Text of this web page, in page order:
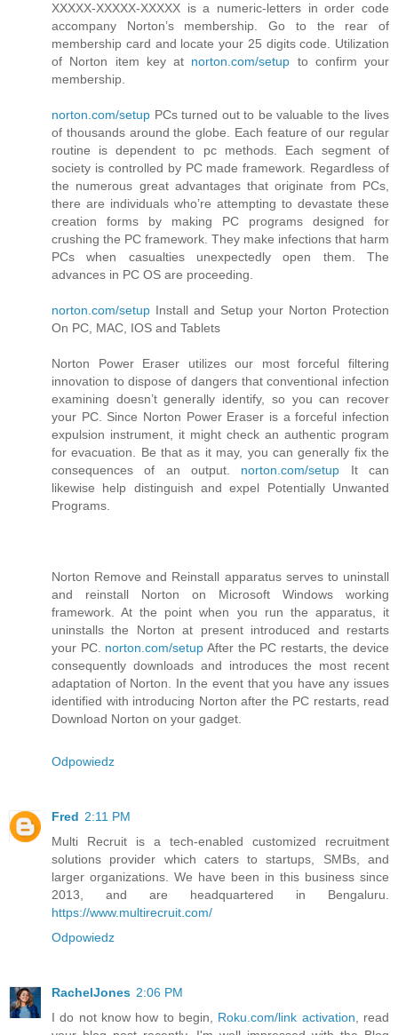
XXXXX-XXXXX-XXXXX is a numeric-letters in order code
accompany Norton’s membership. Go to the rear of
membership card and locate your 25 digits code. Utilization
of Norton item key at norton.com/setup to confirm your
membership.
norton.com/setup PCs turned out to be valuable to the lives
of thousands around the globe. Each feature of our regular
routine is dependent to pc methods. Each segment of
society is controlled by PC made framework. Regardless of
the numerous great advantages that originate from PCs,
there are individuals who’re attempting to devastate these
creation forms by making PC programs designed for
crushing the PC framework. They make infections that harm
PCs when casualties unexpectedly open them. The
advances in PC OS are proceeding.
norton.com/setup Install and Setup your Norton Protection
On PC, MAC, IOS and Tablets
Norton Power Eraser utilizes our most forceful filtering
innovation to dispose of dangers that conventional infection
examining doesn’t generally identify, so you can recover
your PC. Since Norton Power Eraser is a forceful infection
expulsion instrument, it might check an authentic program
for evacuation. Be that as it may, you can generally fix the
consequences of an output. norton.com/setup It can
likewise help distinguish and expel Potentially Unwanted
Programs.
Norton Remove and Reinstall apparatus serves to uninstall
and reinstall Norton on Microsoft Windows working
framework. At the point when you run the apparatus, it
uninstalls the Norton at present introduced and restarts
your PC. norton.com/setup After the PC restarts, the device
consequently downloads and introduces the most recent
adaptation of Norton. In the event that you have any issues
identified with introducing Norton after the PC restarts, read
Download Norton on your gadget.
Odpowiedz
Fred 2:11 PM
Multi Recruit is a tech-enabled customized recruitment
solutions provider which caters to startups, SMBs, and
larger organizations. We have been in this business since
2013, and are headquartered in Bengaluru.
https://www.multirecruit.com/
Odpowiedz
RachelJones 2:06 PM
I do not know how to begin, Roku.com/link activation, read